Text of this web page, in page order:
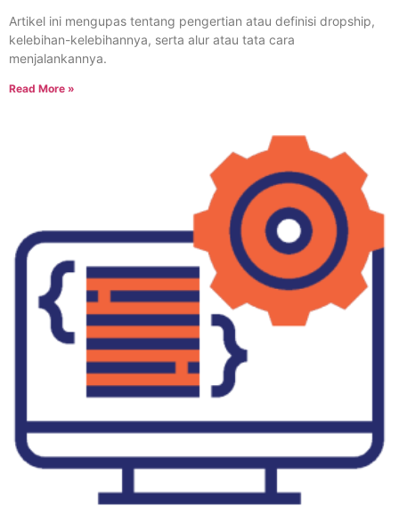
Artikel ini mengupas tentang pengertian atau definisi dropship,
kelebihan-kelebihannya, serta alur atau tata cara
menjalankannya.
Read More »